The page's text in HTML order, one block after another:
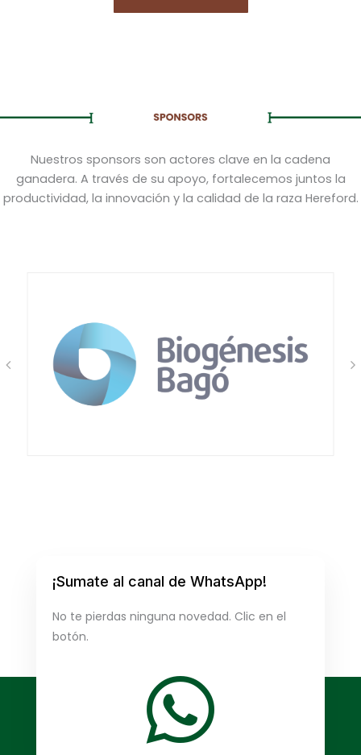
Nuestros sponsors son actores clave en la cadena
ganadera. A través de su apoyo, fortalecemos juntos la
productividad, la innovación y la calidad de la raza Hereford.
¡Sumate al canal de WhatsApp!
No te pierdas ninguna novedad. Clic en el
botón.
